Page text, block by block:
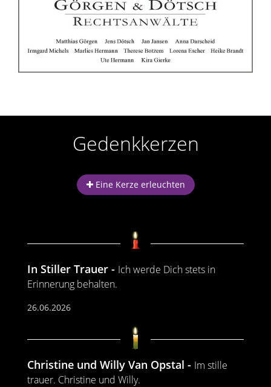
r
n
Gedenkkerzen
Eine Kerze erleuchten
In Stiller Trauer
Ich werde Dich stets in
Erinnerung behalten.
26.06.2026
Christine und Willy Van Opstal
Im stille
trauer. Christine und Willy.